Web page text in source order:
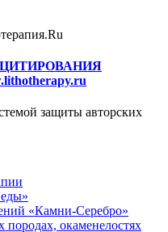
защиты авторских